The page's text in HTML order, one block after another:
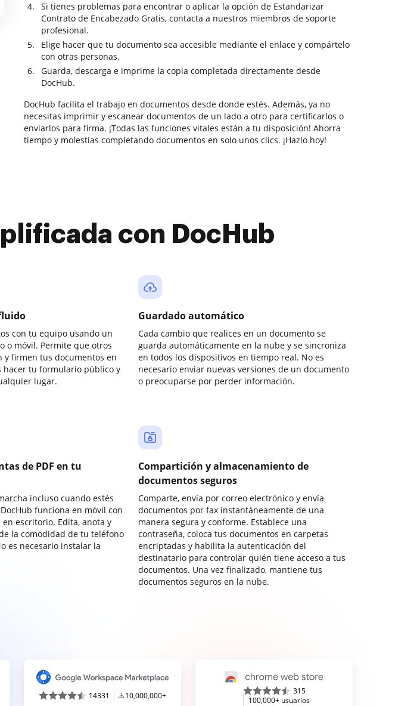
Si tienes problemas para encontrar o aplicar la opción de Estandarizar
Contrato de Encabezado Gratis, contacta a nuestros miembros de soporte
profesional.
Elige hacer que tu documento sea accesible mediante el enlace y compártelo
con otras personas.
Guarda, descarga e imprime la copia completada directamente desde
DocHub.
DocHub facilita el trabajo en documentos desde donde estés. Además, ya no
necesitas imprimir y escanear documentos de un lado a otro para certificarlos o
enviarlos para firma. ¡Todas las funciones vitales están a tu disposición! Ahorra
tiempo y molestias completando documentos en solo unos clics. ¡Hazlo hoy!
con DocHub
con tu equipo usando un
o móvil. Permite que otros
y firmen tus documentos en
hacer tu formulario público y
lugar.
Guardado automático
Cada cambio que realices en un documento se
guarda automáticamente en la nube y se sincroniza
en todos los dispositivos en tiempo real. No es
necesario enviar nuevas versiones de un documento
o preocuparse por perder información.
de PDF en tu
incluso cuando estés
funciona en móvil con
escritorio. Edita, anota y
la comodidad de tu teléfono
es necesario instalar la
Compartición y almacenamiento de
documentos seguros
Comparte, envía por correo electrónico y envía
documentos por fax instantáneamente de una
manera segura y conforme. Establece una
contraseña, coloca tus documentos en carpetas
encriptadas y habilita la autenticación del
destinatario para controlar quién tiene acceso a tus
documentos. Una vez finalizado, mantiene tus
documentos seguros en la nube.
14331 10,000,000+
315
100,000+ usuarios